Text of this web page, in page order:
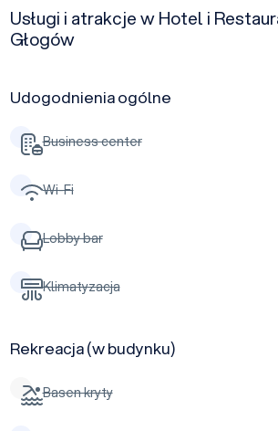
Usługi i atrakcje w Hotel i
Głogów
Udogodnienia ogólne
Business center
Wi-Fi
Lobby bar
Klimatyzacja
Rekreacja (w budynku)
Basen kryty